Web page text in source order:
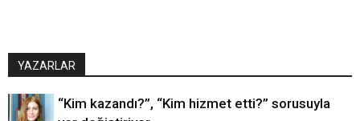
YAZARLAR
“Kim kazandı?”, “Kim hizmet etti?” sorusuyla